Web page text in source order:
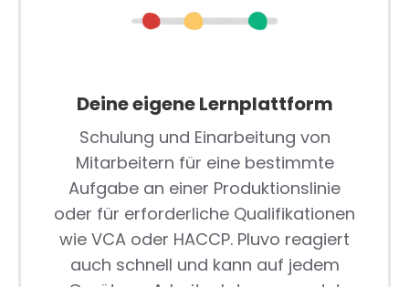
Deine eigene Lernplattform
Schulung und Einarbeitung von
Mitarbeitern für eine bestimmte
Aufgabe an einer Produktionslinie
oder für erforderliche Qualifikationen
wie VCA oder HACCP. Pluvo reagiert
auch schnell und kann auf jedem